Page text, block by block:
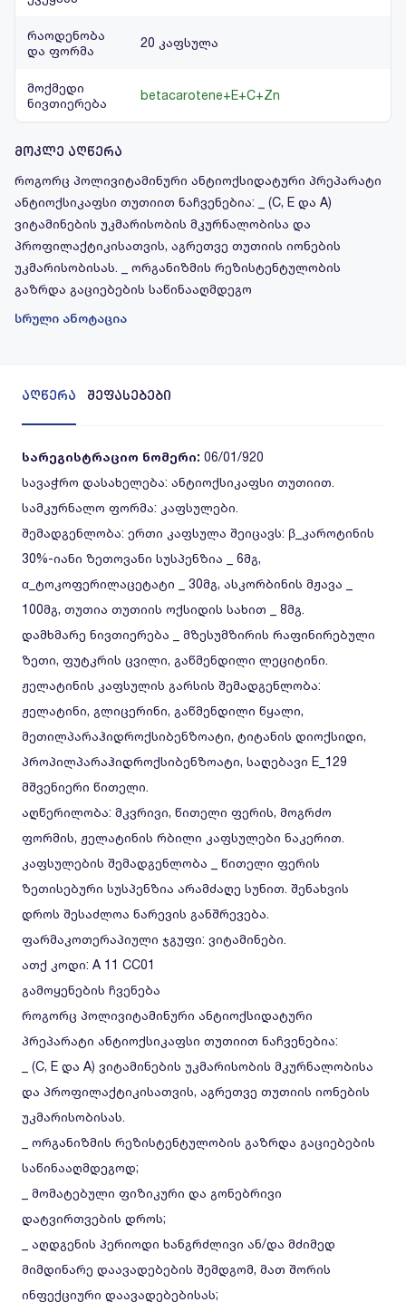
რაოდენობა
და ფორმა
20 კაფსულა
მოქმედი
ნივთიერება
betacarotene+E+C+Zn
მოკლე აღწერა
როგორც პოლივიტამინური ანტიოქსიდატური პრეპარატი
ანტიოქსიკაფსი თუთიით ნაჩვენებია: _ (C, E და A)
ვიტამინების უკმარისობის მკურნალობისა და
პროფილაქტიკისათვის, აგრეთვე თუთიის იონების
უკმარისობისას. _ ორგანიზმის რეზისტენტულობის
გაზრდა გაციებების საწინააღმდეგო
სრული ანოტაცია
აღწერა შეფასებები
სარეგისტრაციო ნომერი: 06/01/920
სავაჭრო დასახელება: ანტიოქსიკაფსი თუთიით.
სამკურნალო ფორმა: კაფსულები.
შემადგენლობა: ერთი კაფსულა შეიცავს: β_კაროტინის
30%-იანი ზეთოვანი სუსპენზია _ 6მგ,
α_ტოკოფერილაცეტატი _ 30მგ, ასკორბინის მჟავა _
100მგ, თუთია თუთიის ოქსიდის სახით _ 8მგ.
დამხმარე ნივთიერება _ მზესუმზირის რაფინირებული
ზეთი, ფუტკრის ცვილი, გაწმენდილი ლეციტინი.
ჟელატინის კაფსულის გარსის შემადგენლობა:
ჟელატინი, გლიცერინი, გაწმენდილი წყალი,
მეთილპარაჰიდროქსიბენზოატი, ტიტანის დიოქსიდი,
პროპილპარაჰიდროქსიბენზოატი, საღებავი E_129
მშვენიერი წითელი.
აღწერილობა: მკვრივი, წითელი ფერის, მოგრძო
ფორმის, ჟელატინის რბილი კაფსულები ნაკერით.
კაფსულების შემადგენლობა _ წითელი ფერის
ზეთისებური სუსპენზია არამძაღე სუნით. შენახვის
დროს შესაძლოა ნარევის განშრევება.
ფარმაკოთერაპიული ჯგუფი: ვიტამინები.
ათქ კოდი: A 11 CC01
გამოყენების ჩვენება
როგორც პოლივიტამინური ანტიოქსიდატური
პრეპარატი ანტიოქსიკაფსი თუთიით ნაჩვენებია:
_ (C, E და A) ვიტამინების უკმარისობის მკურნალობისა
და პროფილაქტიკისათვის, აგრეთვე თუთიის იონების
უკმარისობისას.
_ ორგანიზმის რეზისტენტულობის გაზრდა გაციებების
საწინააღმდეგოდ;
_ მომატებული ფიზიკური და გონებრივი
დატვირთვების დროს;
_ აღდგენის პერიოდი ხანგრძლივი ან/და მძიმედ
მიმდინარე დაავადებების შემდგომ, მათ შორის
ინფექციური დაავადებებისას;